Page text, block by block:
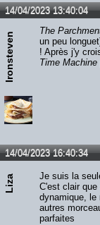
14/04/2023 13:40:04
Ironsteven
The
un peu
! Après j'y
Time Machine
14/04/2023 16:40:34
Liza
Je suis la
C'est clair
dynamique, le
autres
parfaites